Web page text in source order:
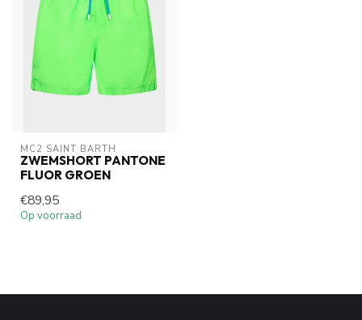
MC2 SAINT BARTH
ZWEMSHORT PANTONE
FLUOR GROEN
€89,95
Op voorraad